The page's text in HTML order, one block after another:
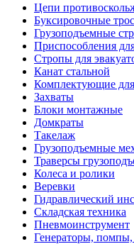
Цепи
Буксировочные
Грузоподъемные
Приспособления
Стропы для
Канат стальной
Комплектующие
Захваты
Блоки монтажные
Домкраты
Такелаж
Грузоподъемные
Траверсы
Колеса и ролики
Веревки
Гидравлический
Складская техника
Пневмоинструмент
Генераторы, помпы,